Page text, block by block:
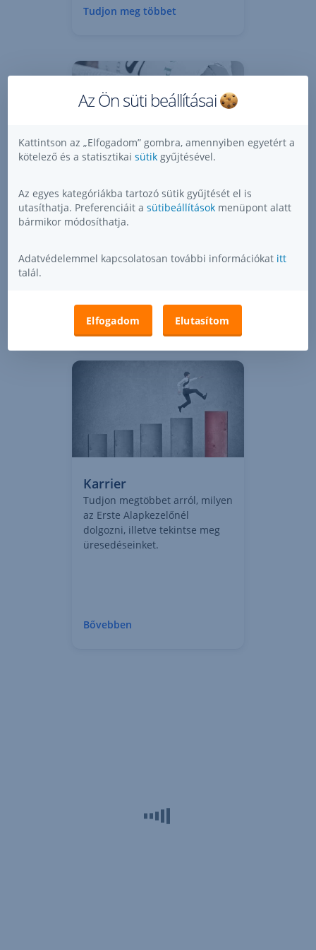
Tudjon meg többet
Exkluzív információk a
pénzügyi média számára.
Tovább a sajtószobához
Karrier
Tudjon megtöbbet arról, milyen
az Erste Alapkezelőnél
dolgozni, illetve tekintse meg
üresedéseinket.
Bővebben
Az Ön süti beállításai
Kattintson az „Elfogadom” gombra, amennyiben egyetért a
kötelező és a statisztikai sütik gyűjtésével.
Az egyes kategóriákba tartozó sütik gyűjtését el is
utasíthatja. Preferenciáit a sütibeállítások menüpont alatt
bármikor módosíthatja.
Adatvédelemmel kapcsolatosan további információkat itt
talál.
Elfogadom Elutasítom